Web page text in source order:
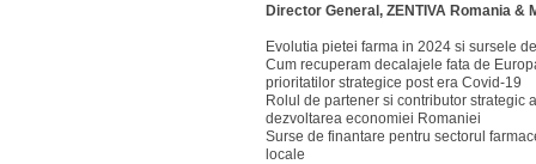
Director General, ZENTIVA Romania &
Evolutia pietei farma in 2024 si sursele
Cum recuperam decalajele fata de
prioritatilor strategice post era Covid-19
Rolul de partener si contributor strategic
dezvoltarea economiei Romaniei
Surse de finantare pentru sectorul
locale